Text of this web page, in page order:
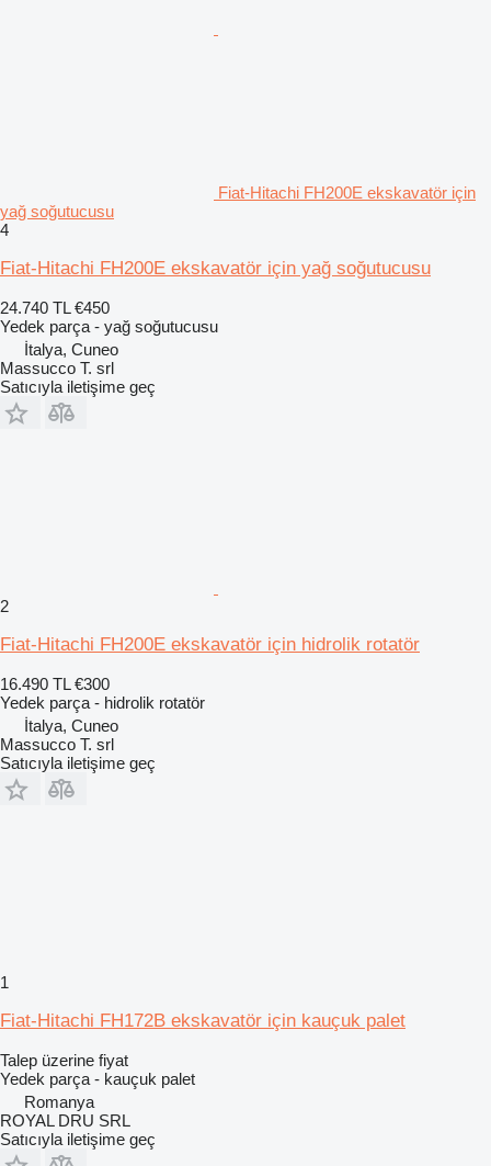
Fiat-Hitachi FH200E ekskavatör için
yağ soğutucusu
4
Fiat-Hitachi FH200E ekskavatör için yağ soğutucusu
24.740 TL €450
Yedek parça - yağ soğutucusu
İtalya, Cuneo
Massucco T. srl
Satıcıyla iletişime geç
2
Fiat-Hitachi FH200E ekskavatör için hidrolik rotatör
16.490 TL €300
Yedek parça - hidrolik rotatör
İtalya, Cuneo
Massucco T. srl
Satıcıyla iletişime geç
1
Fiat-Hitachi FH172B ekskavatör için kauçuk palet
Talep üzerine fiyat
Yedek parça - kauçuk palet
Romanya
ROYAL DRU SRL
Satıcıyla iletişime geç